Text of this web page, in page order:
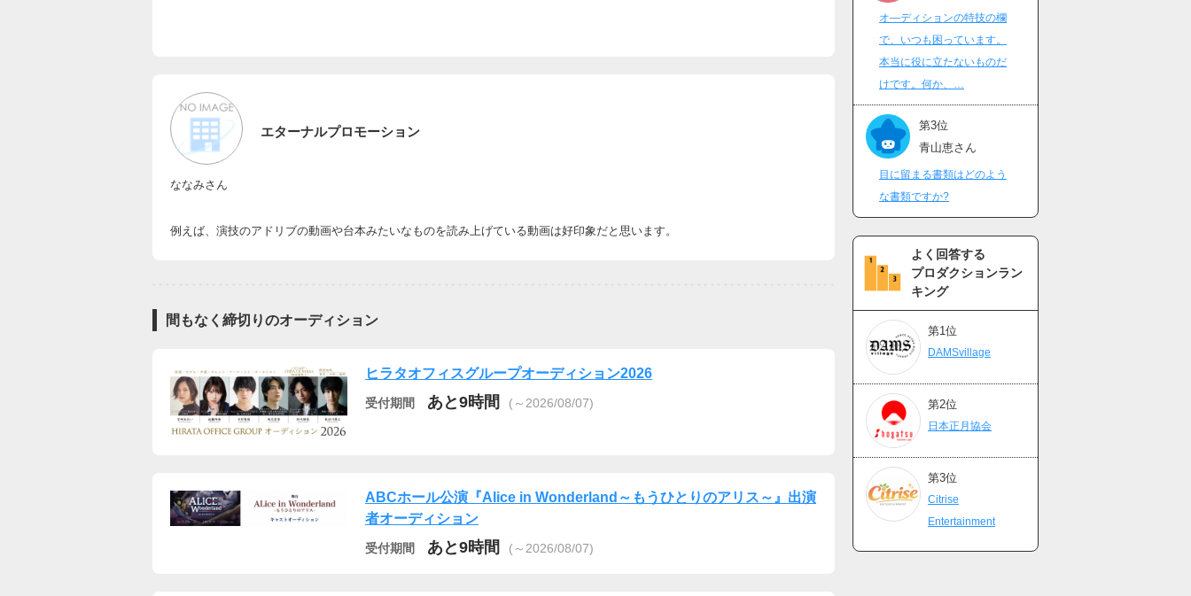
エターナルプロモーション
ななみさん
例えば、演技のアドリブの動画や台本みたいなものを読み上げている動画は好印象だと思います。
間もなく締切りのオーディション
ヒラタオフィスグループオーディション2026
受付期間 あと9時間 (～2026/08/07)
ABCホール公演『Alice in Wonderland～もうひとりのアリス～』出演
者オーディション
受付期間 あと9時間 (～2026/08/07)
オ―ディションの特技の欄
で、いつも困っています。
本当に役に立たないものだ
けです。何か、…
第3位
青山恵さん
目に留まる書類はどのよう
な書類ですか?
よく回答する
プロダクションラン
キング
第1位
DAMSvillage
第2位
日本正月協会
第3位
Citrise
Entertainment